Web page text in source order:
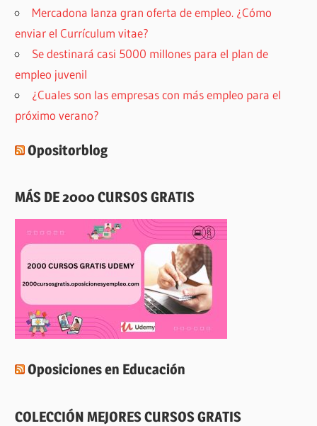
Mercadona lanza gran oferta de empleo. ¿Cómo
enviar el Currículum vitae?
Se destinará casi 5000 millones para el plan de
empleo juvenil
¿Cuales son las empresas con más empleo para el
próximo verano?
Opositorblog
MÁS DE 2000 CURSOS GRATIS
Oposiciones en Educación
COLECCIÓN MEJORES CURSOS GRATIS